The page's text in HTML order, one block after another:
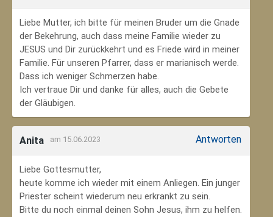
Liebe Mutter, ich bitte für meinen Bruder um die Gnade
der Bekehrung, auch dass meine Familie wieder zu
JESUS und Dir zurückkehrt und es Friede wird in meiner
Familie. Für unseren Pfarrer, dass er marianisch werde.
Dass ich weniger Schmerzen habe.
Ich vertraue Dir und danke für alles, auch die Gebete
der Gläubigen.
Anita am 15.06.2023 Antworten
Liebe Gottesmutter,
heute komme ich wieder mit einem Anliegen. Ein junger
Priester scheint wiederum neu erkrankt zu sein.
Bitte du noch einmal deinen Sohn Jesus, ihm zu helfen.